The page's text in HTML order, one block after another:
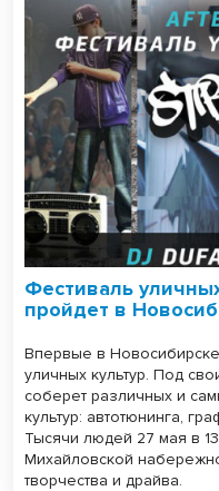
Фестиваль
пройдет в
Впервые в
уличных культур. Под
соберет различных и
культур: автотюнинга,
Тысячи людей 27 мая в
Михайловской
творчества и драйва.